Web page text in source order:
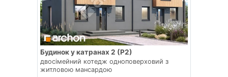
Будинок у катранах 2 (Р2)
двосімейний котедж одноповерховий з
житловою мансардою